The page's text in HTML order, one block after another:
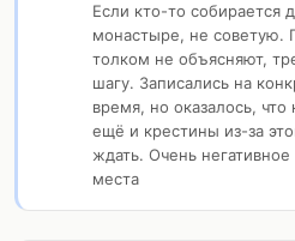
Если кто-то собирается
монастыре, не советую.
толком не объясняют,
шагу. Записались на
время, но оказалось,
ещё и крестины из-за
ждать. Очень негативное
места